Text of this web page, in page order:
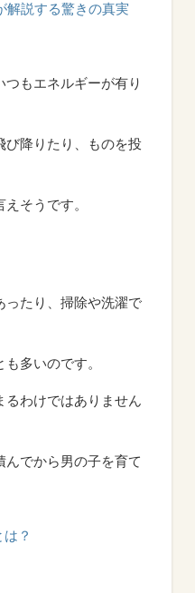
解説する驚きの真実
もエネルギーが有り
び降りたり、ものを投
そうです。
ったり、掃除や洗濯で
多いのです。
るわけではありません
でから男の子を育て
？